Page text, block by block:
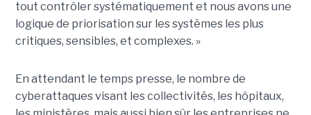
tout contrôler systématiquement et nous avons une
logique de priorisation sur les systèmes les plus
critiques, sensibles, et complexes. »
En attendant le temps presse, le nombre de
cyberattaques visant les collectivités, les hôpitaux,